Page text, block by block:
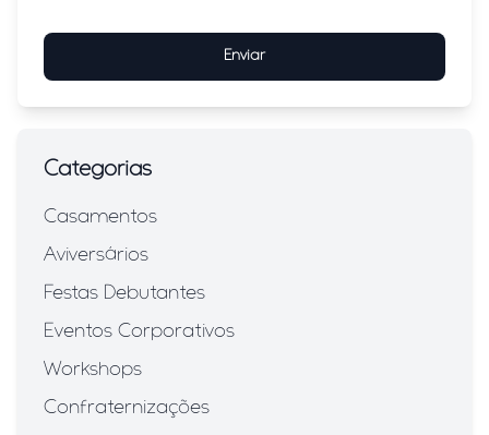
Enviar
Categorias
Casamentos
Aviversários
Festas Debutantes
Eventos Corporativos
Workshops
Confraternizações